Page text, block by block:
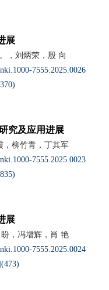
展
,
，刘炳荣，殷 向
7555.2025.0026
370)
究及应用进展
，柳竹青，丁其军
7555.2025.0023
835)
展
，冯增辉，肖 艳
7555.2025.0024
473)